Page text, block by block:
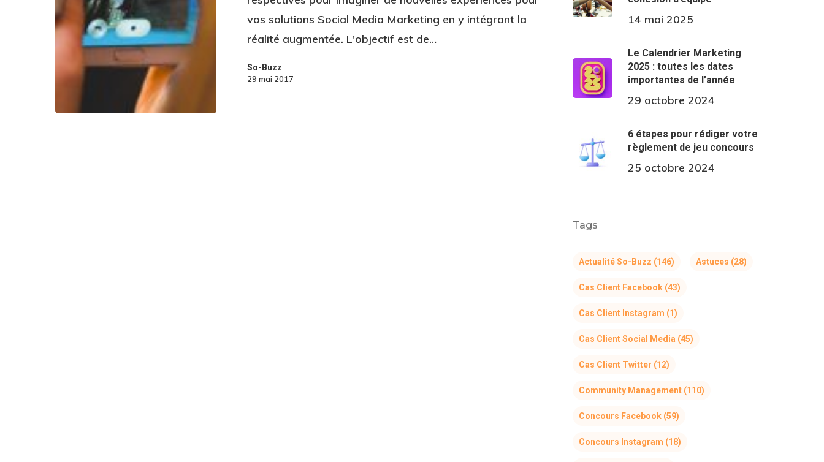
vos solutions Social Media Marketing en y intégrant la
réalité augmentée. L'objectif est de…
So-Buzz
29 mai 2017
14 mai 2025
Le Calendrier Marketing
2025 : toutes les dates
importantes de l’année
29 octobre 2024
6 étapes pour rédiger votre
règlement de jeu concours
25 octobre 2024
Tags
Actualité So-Buzz (146) Astuces (28)
Cas Client Facebook(43)
Cas Client Instagram (1)
Cas Client Social Media (45)
Cas Client Twitter (12)
Community Management(110)
Concours Facebook(59)
Concours Instagram (18)